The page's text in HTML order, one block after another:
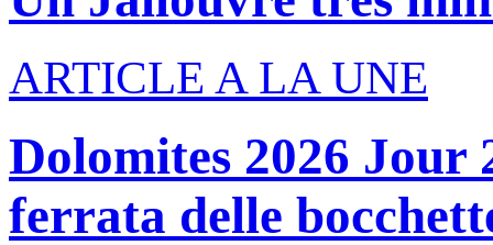
ARTICLE A LA UNE
Dolomites 2026
ferrata delle